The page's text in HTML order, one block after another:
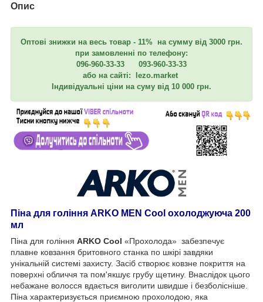
Опис
Оптові знижки на весь товар - 11% на сумму від 3000 грн.
при замовленні по телефону:
096-960-33-33 093-960-33-33
або на сайті: lezo.market
Індивідуальні ціни на суму від 10 000 грн.
Піна для гоління ARKO MEN Cool охолоджуюча 200
мл
Піна для гоління ARKO Cool «Прохолода» забезпечує
плавне ковзання бритовного станка по шкірі завдяки
унікальній системі захисту. Засіб створює ковзне покриття на
поверхні обличчя та пом'якшує грубу щетину. Внаслідок цього
небажане волосся вдається виголити швидше і безболісніше.
Піна характеризується приємною прохолодою, яка